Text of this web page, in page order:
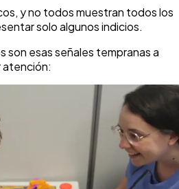
y no todos muestran todos los
solo algunos indicios.
son esas señales tempranas a
atención: